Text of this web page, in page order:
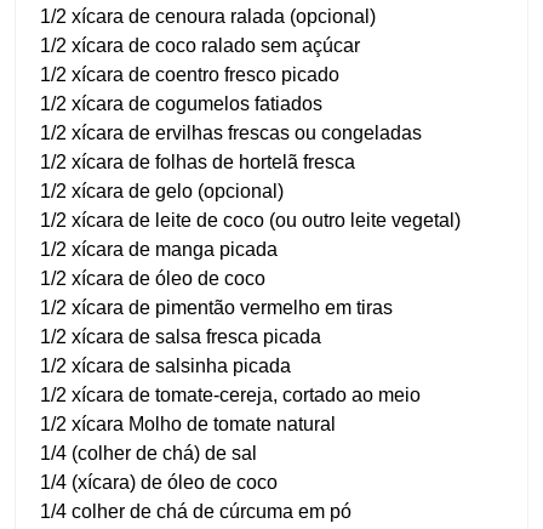
1/2 xícara de cenoura ralada (opcional)
1/2 xícara de coco ralado sem açúcar
1/2 xícara de coentro fresco picado
1/2 xícara de cogumelos fatiados
1/2 xícara de ervilhas frescas ou congeladas
1/2 xícara de folhas de hortelã fresca
1/2 xícara de gelo (opcional)
1/2 xícara de leite de coco (ou outro leite vegetal)
1/2 xícara de manga picada
1/2 xícara de óleo de coco
1/2 xícara de pimentão vermelho em tiras
1/2 xícara de salsa fresca picada
1/2 xícara de salsinha picada
1/2 xícara de tomate-cereja, cortado ao meio
1/2 xícara Molho de tomate natural
1/4 (colher de chá) de sal
1/4 (xícara) de óleo de coco
1/4 colher de chá de cúrcuma em pó